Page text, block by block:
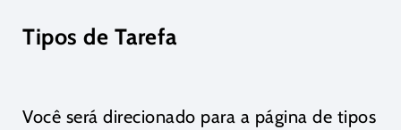
Tipos de Tarefa
Você será direcionado para a página de tipos